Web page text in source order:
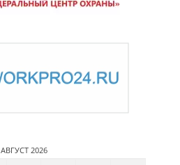
АВГУСТ 2026